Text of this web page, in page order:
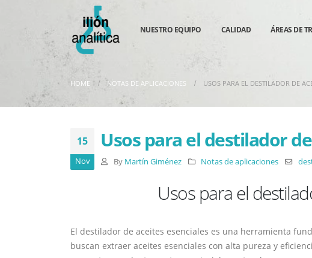
NUESTRO EQUIPO CALIDAD ÁREAS DE
HOME NOTAS DE APLICACIONES USOS PARA EL DESTILADOR DE
15
Nov
Usos para el destilador
By Martín Giménez Notas de aplicaciones
Usos para el
El destilador de aceites esenciales es una herramienta
buscan extraer aceites esenciales con alta pureza y